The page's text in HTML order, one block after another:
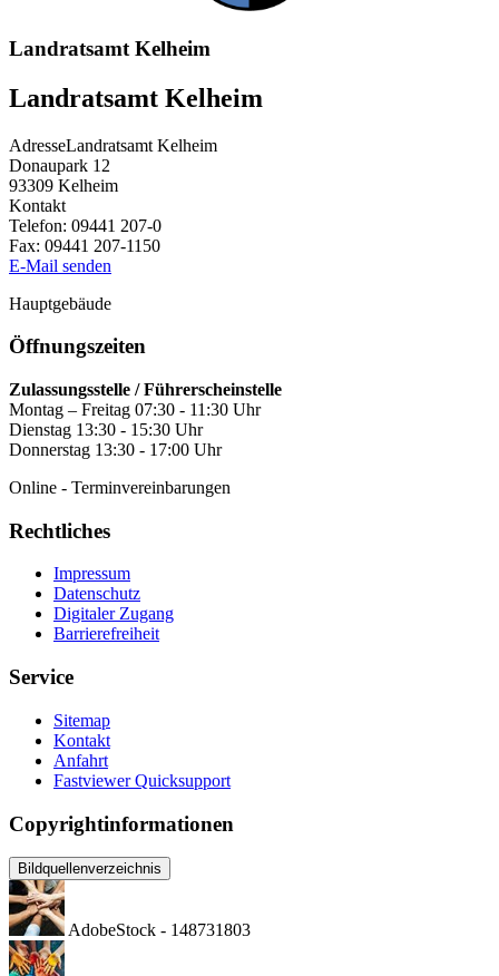
Landratsamt Kelheim
Landratsamt Kelheim
AdresseLandratsamt Kelheim
Donaupark 12
93309 Kelheim
Kontakt
Telefon: 09441 207-0
Fax: 09441 207-1150
E-Mail senden
Hauptgebäude
Öffnungszeiten
Zulassungsstelle / Führerscheinstelle
Montag – Freitag 07:30 - 11:30 Uhr
Dienstag 13:30 - 15:30 Uhr
Donnerstag 13:30 - 17:00 Uhr
Online - Terminvereinbarungen
Rechtliches
Impressum
Datenschutz
Digitaler Zugang
Barrierefreiheit
Service
Sitemap
Kontakt
Anfahrt
Fastviewer Quicksupport
Copyrightinformationen
Bildquellenverzeichnis
AdobeStock - 148731803